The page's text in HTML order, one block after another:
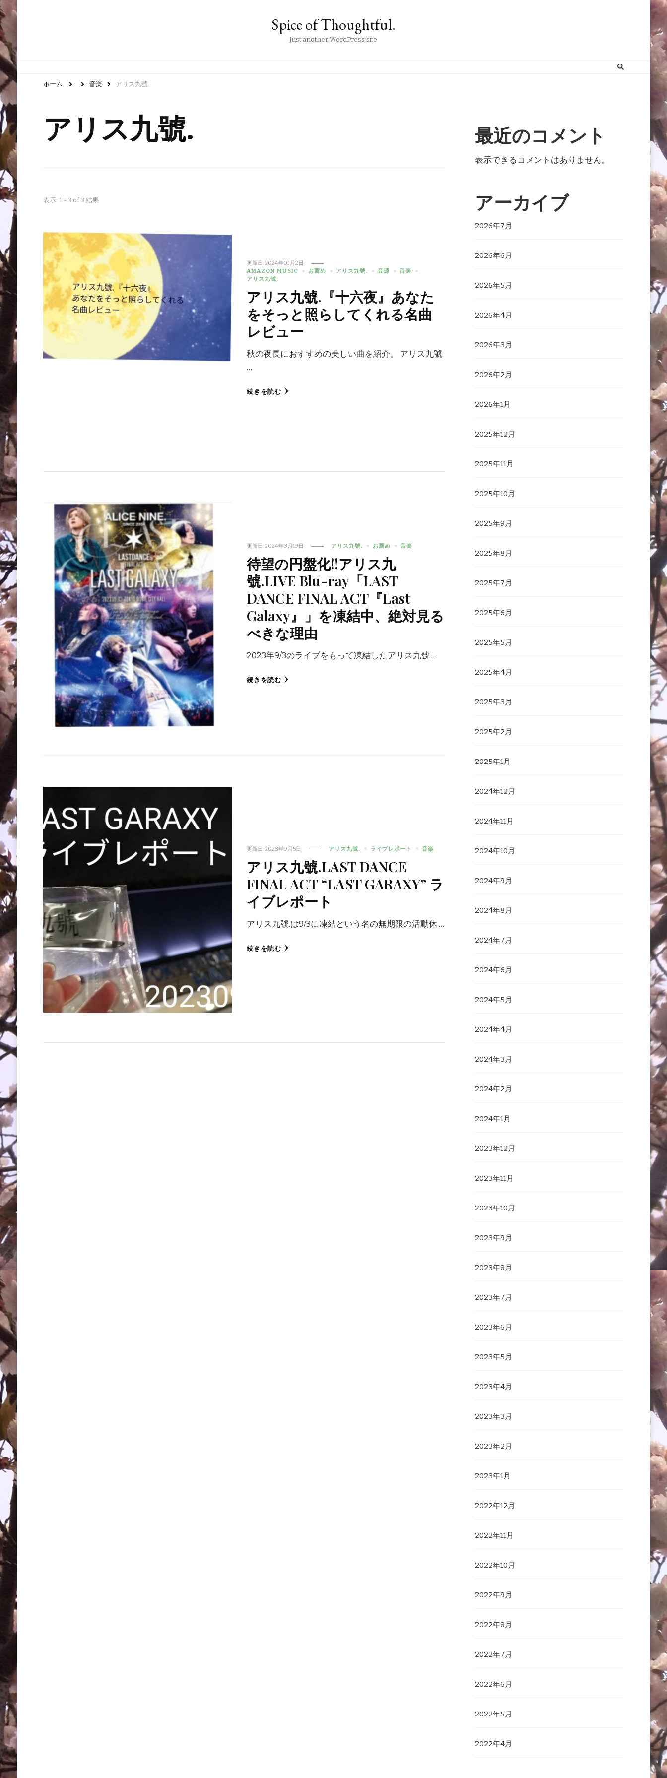
Spice of Thoughtful.
Just another WordPress site
ホーム 音楽 アリス九號.
アリス九號.
表示: 1 - 3 of 3 結果
更新日:2024年10月2日
AMAZON MUSIC
お薦め アリス九號. 音源
音楽
アリス九號.
アリス九號.『十六夜』あなた
をそっと照らしてくれる名曲
レビュー
秋の夜長におすすめの美しい曲を紹介。 アリス九號.
…
続きを読む
更新日:2024年3月19日 アリス九號. お薦め 音楽
待望の円盤化!!アリス九
號.LIVE Blu-ray「LAST
DANCE FINAL ACT『Last
Galaxy』」を凍結中、絶対見る
べきな理由
2023年9/3のライブをもって凍結したアリス九號 …
続きを読む
更新日:2023年9月5日 アリス九號. ライブレポート 音楽
アリス九號.LAST DANCE
FINAL ACT “LAST GARAXY” ラ
イブレポート
アリス九號.は9/3に凍結という名の無期限の活動休 …
続きを読む
最近のコメント
表示できるコメントはありません。
アーカイブ
2026年7月
2026年6月
2026年5月
2026年4月
2026年3月
2026年2月
2026年1月
2025年12月
2025年11月
2025年10月
2025年9月
2025年8月
2025年7月
2025年6月
2025年5月
2025年4月
2025年3月
2025年2月
2025年1月
2024年12月
2024年11月
2024年10月
2024年9月
2024年8月
2024年7月
2024年6月
2024年5月
2024年4月
2024年3月
2024年2月
2024年1月
2023年12月
2023年11月
2023年10月
2023年9月
2023年8月
2023年7月
2023年6月
2023年5月
2023年4月
2023年3月
2023年2月
2023年1月
2022年12月
2022年11月
2022年10月
2022年9月
2022年8月
2022年7月
2022年6月
2022年5月
2022年4月